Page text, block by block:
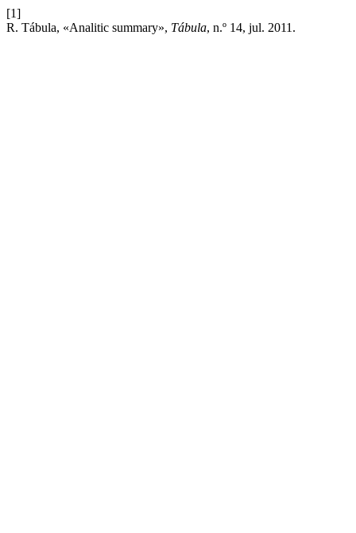
[1]
R. Tábula, «Analitic summary», Tábula, n.º 14, jul. 2011.